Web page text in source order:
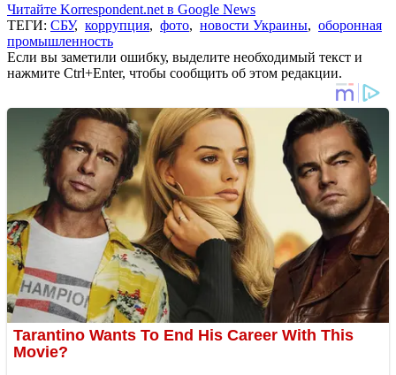
Читайте Korrespondent.net в Google News
ТЕГИ: СБУ, коррупция, фото, новости Украины, оборонная
промышленность
Если вы заметили ошибку, выделите необходимый текст и
нажмите Ctrl+Enter, чтобы сообщить об этом редакции.